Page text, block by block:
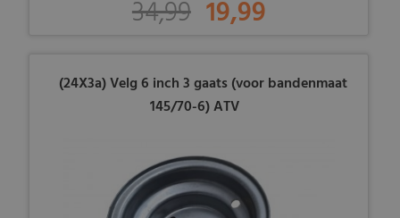
34,99 19,99
(24X3a) Velg 6 inch 3 gaats (voor bandenmaat
145/70-6) ATV